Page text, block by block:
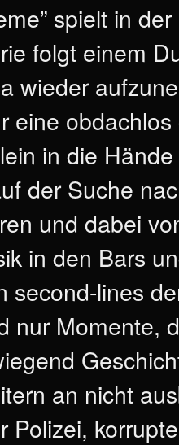
spielt in
folgt einem
wieder
eine
in die
der Suche
und dabei
in den Bars
second-lines
nur Momente,
an nicht
Polizei,